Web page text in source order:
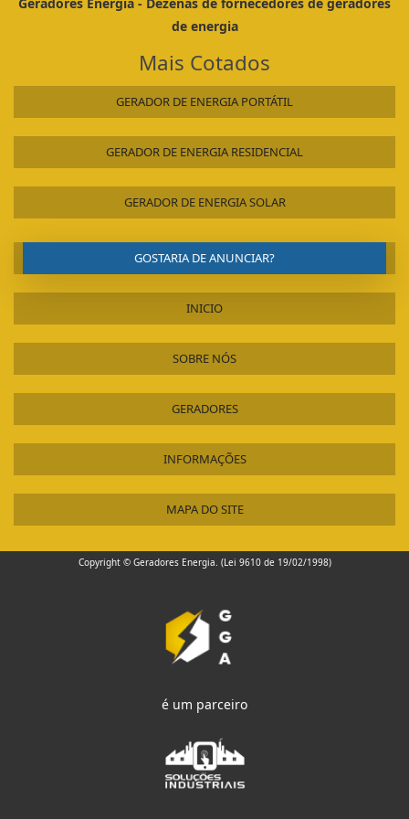
GERADOR DE GELO EM ESCAMAS
GERADOR DE ENERGIA USADO
GERADOR DE ENERGIA USADO A DIESEL
GERADOR DE ENERGIA TRIFÁSICO
GERADOR DE ENERGIA TRIFÁSICO USADO
GERADOR DE ENERGIA TRIFÁSICO DIESEL
ALUGUEL DE GERADOR DE ENERGIA PARA FESTAS PREÇO
ALUGUEL DE GERADOR DE ENERGIA PARA FESTAS PREÇO GUARULHOS
de energia
Mais Cotados
GERADOR DE ENERGIA PORTÁTIL
GERADOR DE ENERGIA RESIDENCIAL
GERADOR DE ENERGIA SOLAR
GOSTARIA DE ANUNCIAR?
INICIO
SOBRE NÓS
GERADORES
INFORMAÇÕES
MAPA DO SITE
Copyright © Geradores Energia. (Lei 9610 de 19/02/1998)
é um parceiro